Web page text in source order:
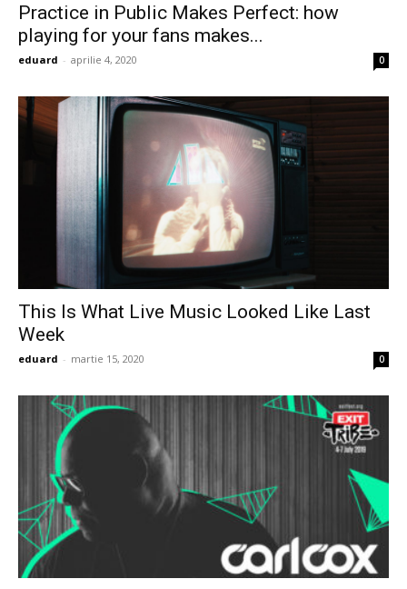
Practice in Public Makes Perfect: how
playing for your fans makes...
eduard - aprilie 4, 2020 0
This Is What Live Music Looked Like Last
Week
eduard - martie 15, 2020 0